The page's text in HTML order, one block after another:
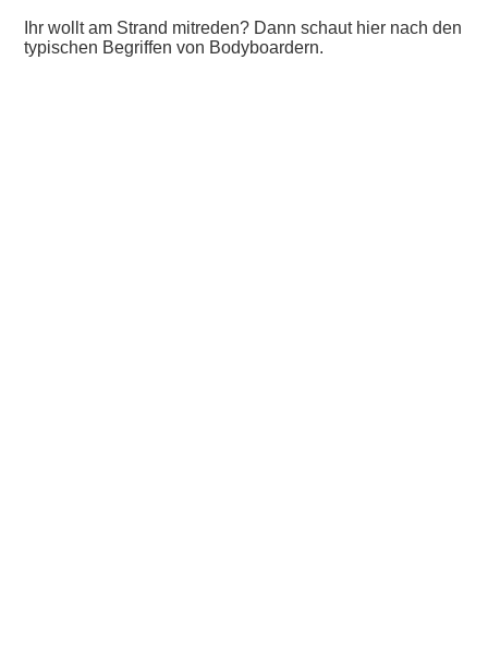
Ihr wollt am Strand mitreden? Dann schaut hier nach den
typischen Begriffen von Bodyboardern.